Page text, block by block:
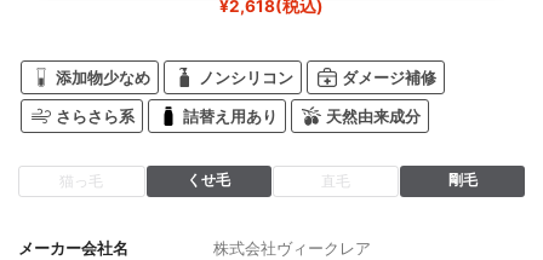
¥2,618(税込)
添加物少なめ ノンシリコン ダメージ補修
さらさら系 詰替え用あり 天然由来成分
猫っ毛 くせ毛 直毛 剛毛
メーカー会社名
株式会社ヴィークレア